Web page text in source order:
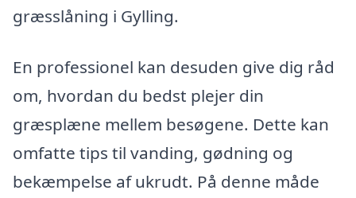
græsslåning i Gylling.
En professionel kan desuden give dig råd
om, hvordan du bedst plejer din
græsplæne mellem besøgene. Dette kan
omfatte tips til vanding, gødning og
bekæmpelse af ukrudt. På denne måde